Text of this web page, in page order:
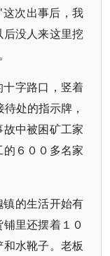
次出事后，我
没人来这里挖
字路口，竖着
处的指示牌，
中被困矿工家
６００多名家
的生活开始有
里还摆着１０
水靴子。老板